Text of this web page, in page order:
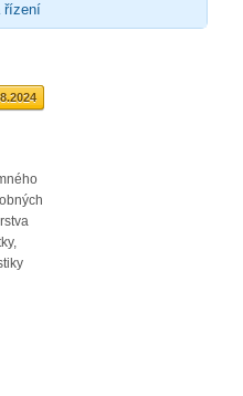
řízení
02/23 Zveřejnění průměrné